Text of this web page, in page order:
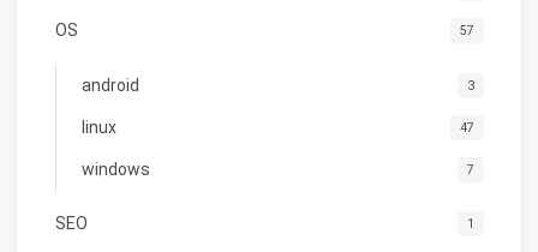
OS 57
android 3
linux 47
windows 7
SEO 1